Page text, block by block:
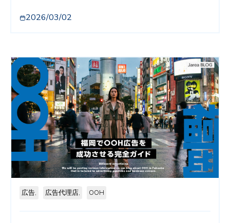
2026/03/02
広告, 広告代理店, OOH